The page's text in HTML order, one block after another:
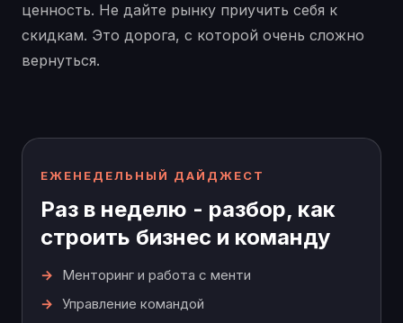
ценность. Не дайте рынку приучить себя к
скидкам. Это дорога, с которой очень сложно
вернуться.
ЕЖЕНЕДЕЛЬНЫЙ ДАЙДЖЕСТ
Раз в неделю - разбор, как
строить бизнес и команду
Менторинг и работа с менти
Управление командой